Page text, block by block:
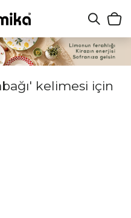
kelimesi için